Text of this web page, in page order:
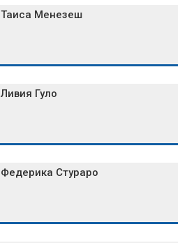
Таиса Менезеш
Ливия Гуло
Федерика Стураро